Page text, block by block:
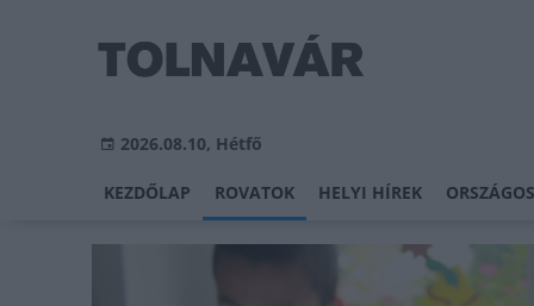
2026.08.10, Hétfő
KEZDŐLAP ROVATOK HELYI HÍREK